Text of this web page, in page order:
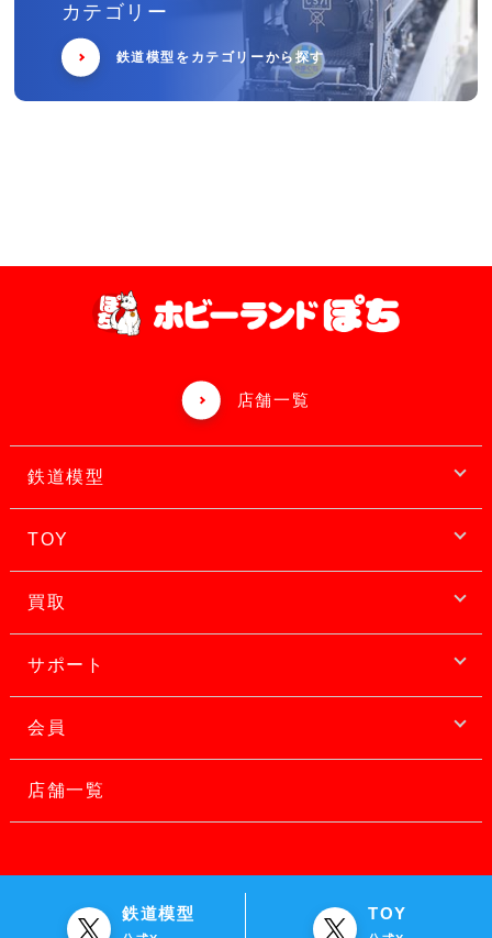
カテゴリー
鉄道模型をカテゴリーから探す
店舗一覧
鉄道模型
TOY
買取
サポート
会員
店舗一覧
鉄道模型 TOY